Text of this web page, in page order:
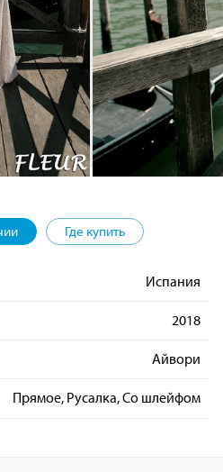
Где купить
Испания
2018
Айвори
Прямое, Русалка, Со шлейфом